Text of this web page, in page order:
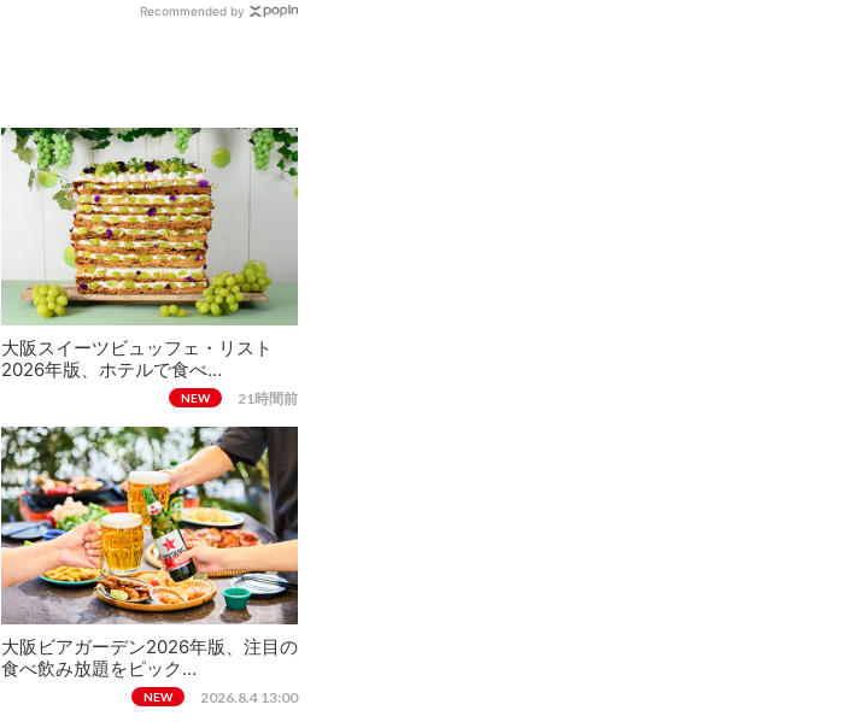
Recommended by
大阪スイーツビュッフェ・リスト
2026年版、ホテルで食べ…
NEW 21時間前
大阪ビアガーデン2026年版、注目の
食べ飲み放題をピック…
NEW 2026.8.4 13:00